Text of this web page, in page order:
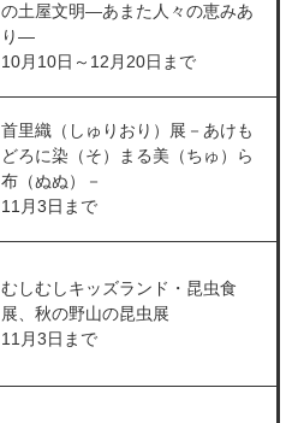
の土屋文明―あまた人々の恵みあ
り―
10月10日～12月20日まで
首里織（しゅりおり）展－あけも
どろに染（そ）まる美（ちゅ）ら
布（ぬぬ）－
11月3日まで
むしむしキッズランド・昆虫食
展、秋の野山の昆虫展
11月3日まで